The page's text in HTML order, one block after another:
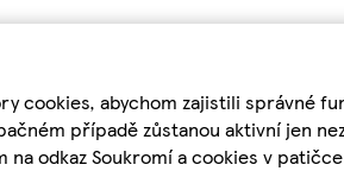
cookies, abychom zajistili správné
případě zůstanou aktivní jen
na odkaz Soukromí a cookies v